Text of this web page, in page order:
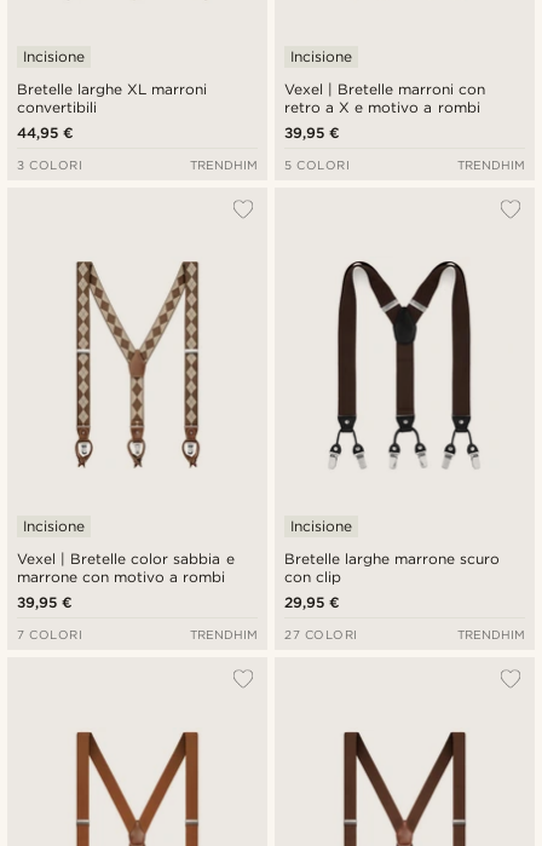
Bretelle larghe XL marroni
convertibili
Incisione
44,95 €
3 COLORI TRENDHIM
Vexel | Bretelle marroni con
retro a X e motivo a rombi
Incisione
39,95 €
5 COLORI TRENDHIM
Vexel | Bretelle color sabbia e
marrone con motivo a rombi
Incisione
39,95 €
7 COLORI TRENDHIM
Bretelle larghe marrone scuro
con clip
Incisione
29,95 €
27 COLORI TRENDHIM